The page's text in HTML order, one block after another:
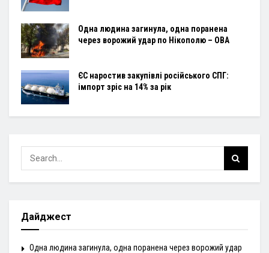
Одна людина загинула, одна поранена
через ворожий удар по Нікополю – ОВА
ЄС наростив закупівлі російського СПГ:
імпорт зріс на 14% за рік
Дайджест
Одна людина загинула, одна поранена через ворожий удар